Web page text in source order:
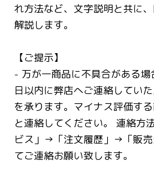
れ方法など、文字説明と共に
解説します。
【ご提示】
- 万が一商品に不具合がある場
日以内に弊店へご連絡してい
を承ります。マイナス評価す
と連絡してください。 連絡方
ビス」→「注文履歴」→「販
てご連絡お願い致します。